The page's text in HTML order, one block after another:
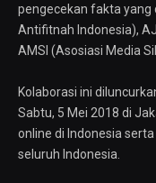
pengecekan fakta yang
Antifitnah Indonesia),
AMSI (Asosiasi Media
Kolaborasi ini
Sabtu, 5 Mei 2018 di
online di Indonesia
seluruh Indonesia.